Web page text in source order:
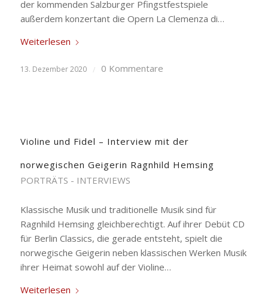
der kommenden Salzburger Pfingstfestspiele
außerdem konzertant die Opern La Clemenza di…
Weiterlesen
13. Dezember 2020 / 0 Kommentare
Violine und Fidel – Interview mit der
norwegischen Geigerin Ragnhild Hemsing
PORTRÄTS - INTERVIEWS
Klassische Musik und traditionelle Musik sind für
Ragnhild Hemsing gleichberechtigt. Auf ihrer Debüt CD
für Berlin Classics, die gerade entsteht, spielt die
norwegische Geigerin neben klassischen Werken Musik
ihrer Heimat sowohl auf der Violine…
Weiterlesen